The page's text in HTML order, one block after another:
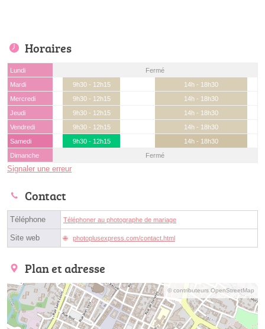
Horaires
Lundi
Fermé
Mardi
9h30 - 12h15
14h - 18h30
Mercredi
9h30 - 12h15
14h - 18h30
Jeudi
9h30 - 12h15
14h - 18h30
Vendredi
9h30 - 12h15
14h - 18h30
Samedi
9h30 - 12h15
14h - 18h30
Dimanche
Fermé
Signaler une erreur
Contact
Téléphone Téléphoner au photographe de mariage
Site web photoplusexpress.com/contact.html
Plan et adresse
© contributeurs OpenStreetMap